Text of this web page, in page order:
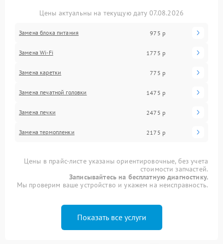
Цены актуальны на текущую дату 07.08.2026
Замена блока питания 975 р
Замена Wi-Fi 1775 р
Замена каретки 775 р
Замена печатной головки 1475 р
Замена печки 2475 р
Замена термопленки 2175 р
Цены в прайс-листе указаны ориентировочные, без учета
стоимости запчастей.
Записывайтесь на бесплатную диагностику.
Мы проверим ваше устройство и укажем на неисправность.
Показать все услуги